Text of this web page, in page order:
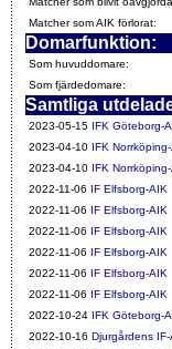
Matcher som AIK förlorat:
Domarfunktion:
Som huvuddomare:
Som fjärdedomare:
Samtliga
2023-05-15 IFK Göteborg-
2023-04-10 IFK
2023-04-10 IFK
2022-11-06 IF Elfsborg-AIK
2022-11-06 IF Elfsborg-AIK
2022-11-06 IF Elfsborg-AIK
2022-11-06 IF Elfsborg-AIK
2022-11-06 IF Elfsborg-AIK
2022-11-06 IF Elfsborg-AIK
2022-10-24 IFK Göteborg-
2022-10-16 Djurgårdens